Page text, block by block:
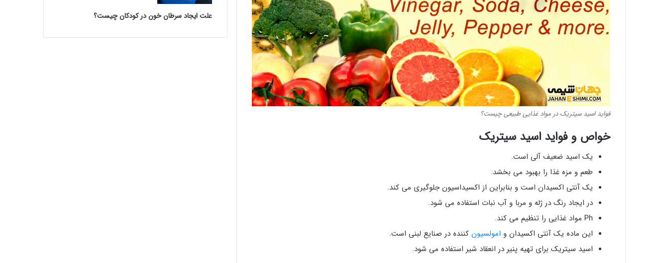
فواید اسید سیتریک در مواد غذایی طبیعی چیست؟
خواص و فواید اسید سیتریک
یک اسید ضعیف آلی است.
طعم و مزه غذا را بهبود می بخشد.
یک آنتی اکسیدان است و بنابراین از اکسیداسیون جلوگیری می کند.
در ایجاد رنگ در ژله و مربا و آب نبات استفاده می شود.
Ph مواد غذایی را تنظیم می کند.
این ماده یک آنتی اکسیدان و امولسیون کننده در صنایع لبنی است.
اسید سیتریک برای تهیه پنیر در انعقاد شیر استفاده می شود.
علت ایجاد سرطان خون در کودکان چیست؟